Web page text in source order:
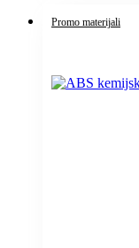
Promo materijali